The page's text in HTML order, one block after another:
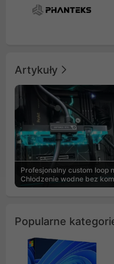
Artykuły
Profesjonalny custom loop
Chłodzenie wodne bez
Popularne